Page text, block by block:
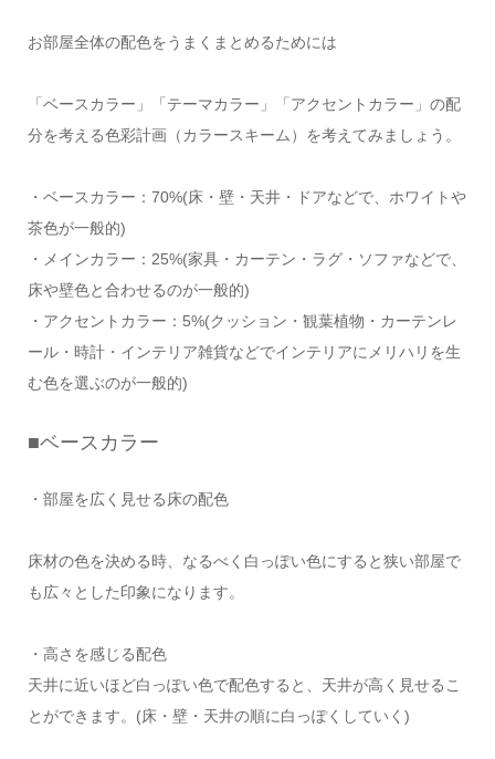
お部屋全体の配色をうまくまとめるためには
「ベースカラー」「テーマカラー」「アクセントカラー」の配
分を考える色彩計画（カラースキーム）を考えてみましょう。
・ベースカラー：70%(床・壁・天井・ドアなどで、ホワイトや
茶色が一般的)
・メインカラー：25%(家具・カーテン・ラグ・ソファなどで、
床や壁色と合わせるのが一般的)
・アクセントカラー：5%(クッション・観葉植物・カーテンレ
ール・時計・インテリア雑貨などでインテリアにメリハリを生
む色を選ぶのが一般的)
■ベースカラー
・部屋を広く見せる床の配色
床材の色を決める時、なるべく白っぽい色にすると狭い部屋で
も広々とした印象になります。
・高さを感じる配色
天井に近いほど白っぽい色で配色すると、天井が高く見せるこ
とができます。(床・壁・天井の順に白っぽくしていく)